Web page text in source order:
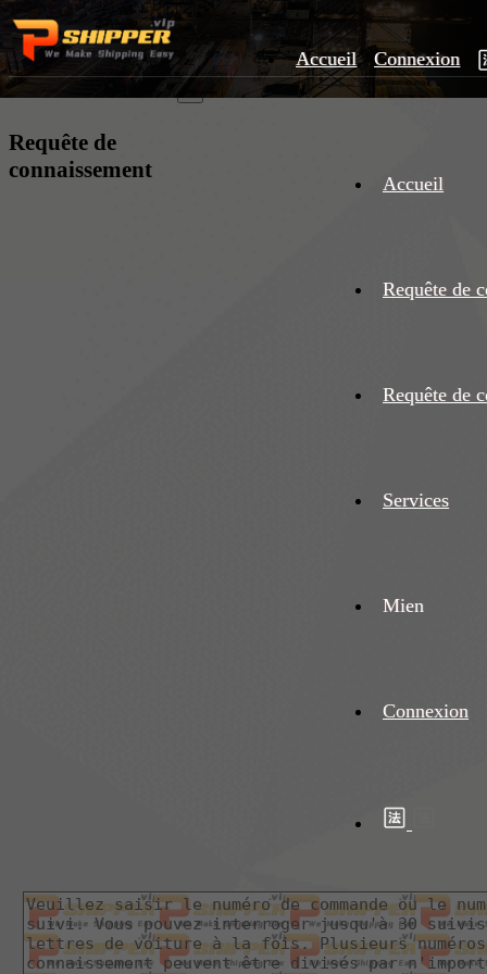
Accueil Connexion
Accueil
Requête de
Requête de
Services
Mien
Connexion
Requête de
connaissement